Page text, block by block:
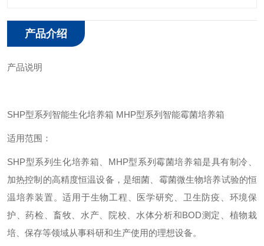
产品介绍
产品说明
SHP型系列智能生化培养箱 MHP型系列智能霉菌培养箱
适用范围：
SHP型系列生化培养箱、MHP型系列霉菌培养箱是具有制冷、
加热控制的高精度恒温设备，是细菌、霉菌微生物培养试验的恒
温培养装置。适用于生物工程、医学研究、卫生防疫、环境保
护、药检、畜牧、水产、院校、水体分析和BOD测定、植物栽
培、保存等领域从事科研和生产使用的理想设备。